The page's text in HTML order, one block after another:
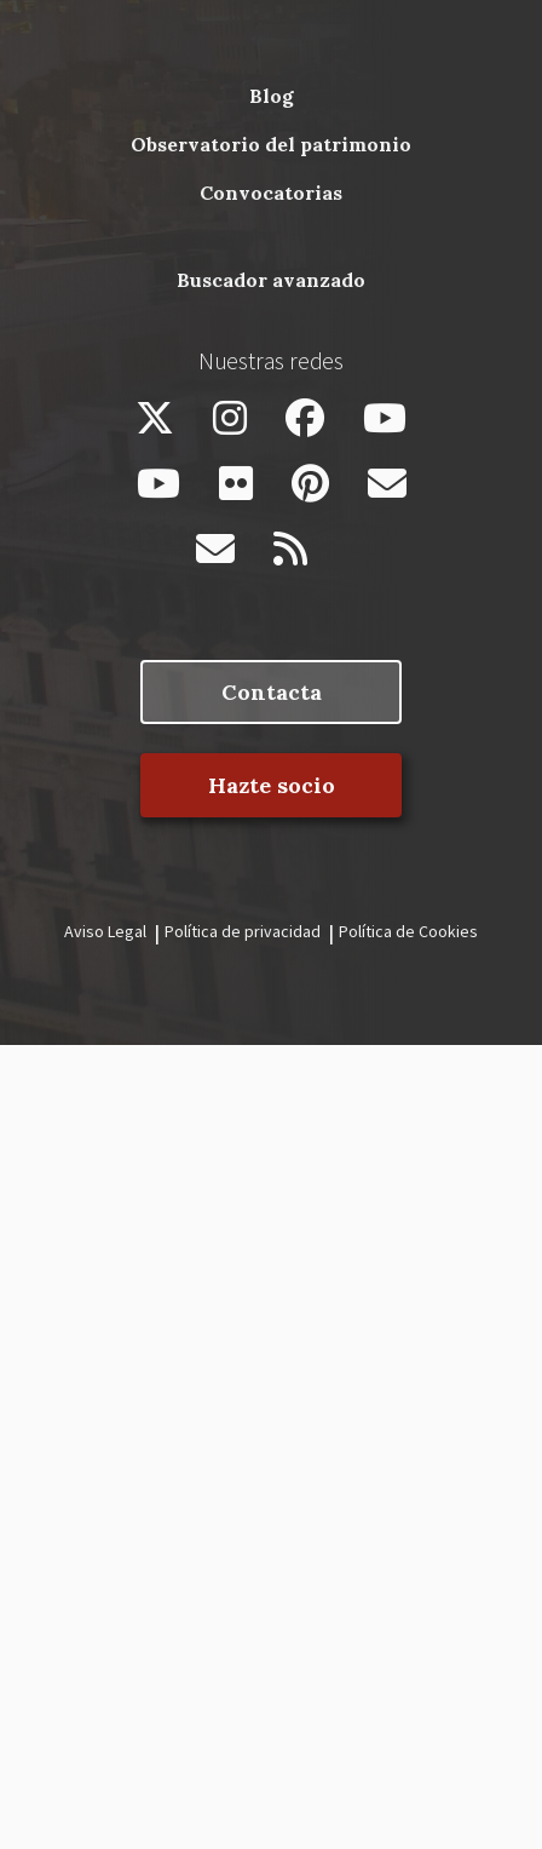
Menu
blog
observatorio del patrimonio
convocatorias
buscador avanzado
Nuestras redes
Contacta
Hazte socio
legal
Aviso Legal Política de privacidad Política de Cookies